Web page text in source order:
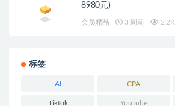
8980元)
会员精品 3 周前 2.2K
标签
AI CPA
Tiktok YouTube